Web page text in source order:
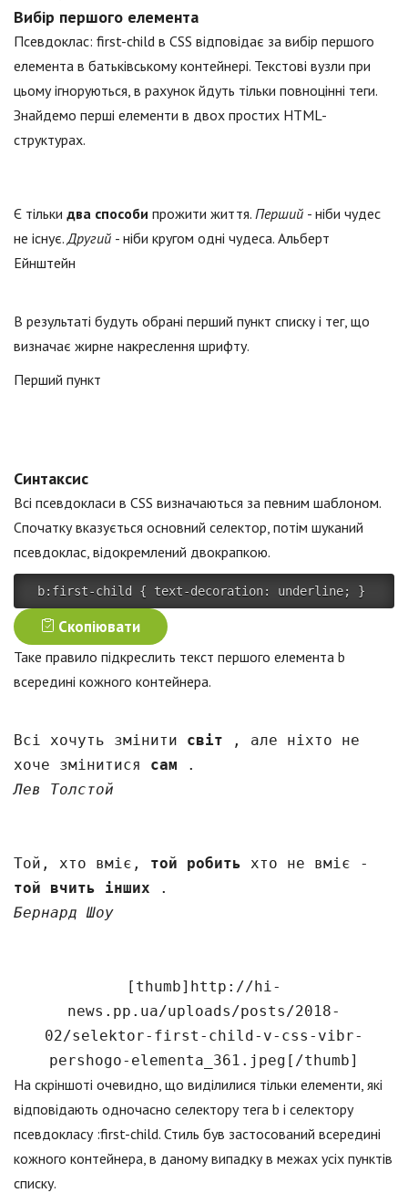
Вибір першого елемента
Псевдоклас: first-child в CSS відповідає за вибір першого
елемента в батьківському контейнері. Текстові вузли при
цьому ігноруються, в рахунок йдуть тільки повноцінні теги.
Знайдемо перші елементи в двох простих HTML-
структурах.
Є тільки два способи прожити життя. Перший - ніби чудес
не існує.Другий - ніби кругом одні чудеса. Альберт
Ейнштейн
В результаті будуть обрані перший пункт списку і тег, що
визначає жирне накреслення шрифту.
Перший пункт
Синтаксис
Всі псевдокласи в CSS визначаються за певним шаблоном.
Спочатку вказується основний селектор, потім шуканий
псевдоклас, відокремлений двокрапкою.
b:first-child { text-decoration : underline; }
Скопіювати
Таке правило підкреслить текст першого елемента b
всередині кожного контейнера.
Всі хочуть змінити світ
, але ніхто не
хоче змінитися сам
.
Лев Толстой
Той, хто вміє, той робить хто не вміє -
той вчить інших
.
Бернард Шоу
[thumb]http://hi-
news.pp.ua/uploads/posts/2018-
02/selektor-first-child-v-css-vibr-
pershogo-elementa_361.jpeg[/thumb]
На скріншоті очевидно, що виділилися тільки елементи, які
відповідають одночасно селектору тега b і селектору
псевдокласу :first-child. Стиль був застосований всередині
кожного контейнера, в даному випадку в межах усіх пунктів
списку.